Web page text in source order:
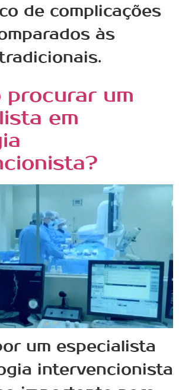
de complicações
às
procurar um
em
um especialista
intervencionista